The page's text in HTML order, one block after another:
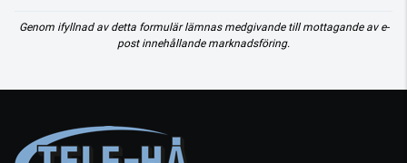
Genom ifyllnad av detta formulär lämnas medgivande till mottagande av e-
post innehållande marknadsföring.